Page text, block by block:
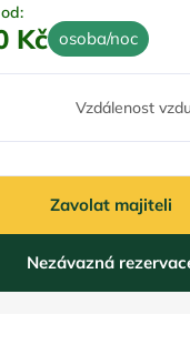
Kč osoba/noc
Vzdálenost
Zavolat majiteli
Nezávazná